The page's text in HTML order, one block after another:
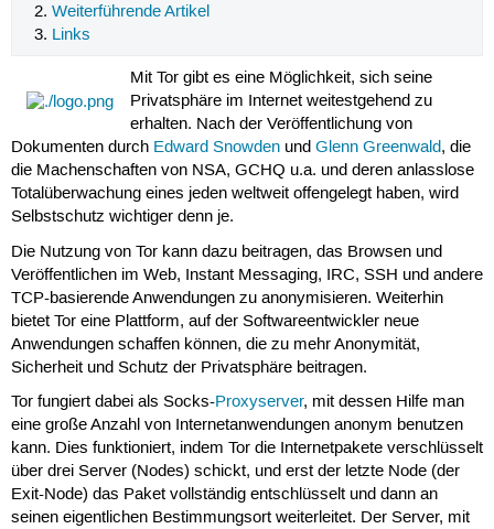
Weiterführende Artikel
Links
Mit Tor gibt es eine Möglichkeit, sich seine
Privatsphäre im Internet weitestgehend zu
erhalten. Nach der Veröffentlichung von
Dokumenten durch Edward Snowdenund Glenn Greenwald, die
die Machenschaften von NSA, GCHQ u.a. und deren anlasslose
Totalüberwachung eines jeden weltweit offengelegt haben, wird
Selbstschutz wichtiger denn je.
Die Nutzung von Tor kann dazu beitragen, das Browsen und
Veröffentlichen im Web, Instant Messaging, IRC, SSH und andere
TCP-basierende Anwendungen zu anonymisieren. Weiterhin
bietet Tor eine Plattform, auf der Softwareentwickler neue
Anwendungen schaffen können, die zu mehr Anonymität,
Sicherheit und Schutz der Privatsphäre beitragen.
Tor fungiert dabei als Socks-Proxyserver, mit dessen Hilfe man
eine große Anzahl von Internetanwendungen anonym benutzen
kann. Dies funktioniert, indem Tor die Internetpakete verschlüsselt
über drei Server (Nodes) schickt, und erst der letzte Node (der
Exit-Node) das Paket vollständig entschlüsselt und dann an
seinen eigentlichen Bestimmungsort weiterleitet. Der Server, mit